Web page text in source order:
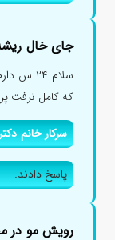
جای خال
که کامل نرفت
سرکار خانم
پاسخ دادند.
رویش مو در